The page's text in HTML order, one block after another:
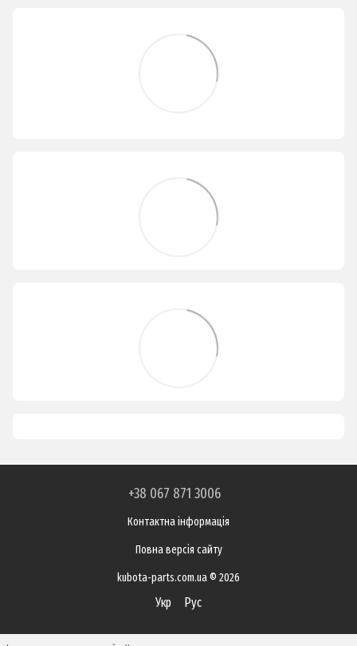
+38 067 871 3006
Контактна інформація
Повна версія сайту
kubota-parts.com.ua © 2026
Укр Рус